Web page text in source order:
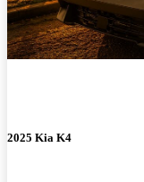
2025 Kia K4